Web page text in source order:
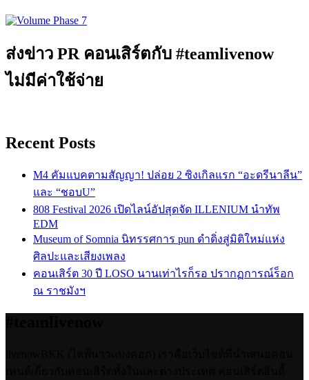
ส่งข่าว PR คอนเสิร์ตกับ #teamlivenow
ไม่มีค่าใช้จ่าย
Recent Posts
M4 คัมแบคตามสัญญา! ปล่อย 2 ซิงเกิลแรก “อะดรีนาลีน”
และ “ชอบU”
808 Festival 2026 เปิดไลน์อัปสุดจัด ILLENIUM นำทัพ
EDM
Museum of Somnia นิทรรศการ pun ดำดิ่งสู่มิติใหม่แห่ง
ศิลปะและเสียงเพลง
คอนเสิร์ต 30 ปี LOSO นานเท่าไรก็รอ ปรากฏการณ์ร็อก
ณ ราชมังฯ